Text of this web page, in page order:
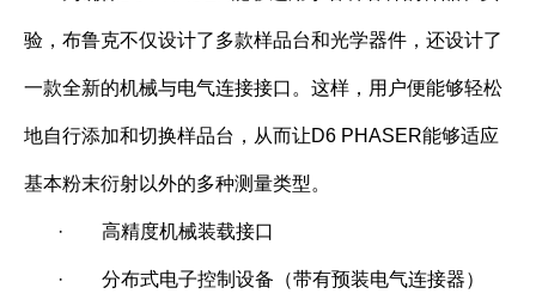
验，布鲁克不仅设计了多款样品台和光学器件，还设计了
一款全新的机械与电气连接接口。这样，用户便能够轻松
地自行添加和切换样品台，从而让D6 PHASER能够适应
基本粉末衍射以外的多种测量类型。
· 高精度机械装载接口
· 分布式电子控制设备（带有预装电气连接器）